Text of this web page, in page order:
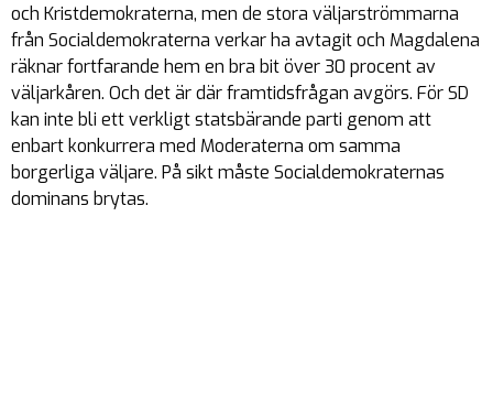
och Kristdemokraterna, men de stora väljarströmmarna
från Socialdemokraterna verkar ha avtagit och Magdalena
räknar fortfarande hem en bra bit över 30 procent av
väljarkåren. Och det är där framtidsfrågan avgörs. För SD
kan inte bli ett verkligt statsbärande parti genom att
enbart konkurrera med Moderaterna om samma
borgerliga väljare. På sikt måste Socialdemokraternas
dominans brytas.